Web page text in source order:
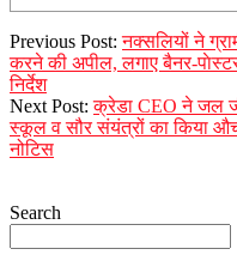
2024-
12-
18
Previous Post:नक्सलियों ने
करने की अपील, लगाए बैनर-
निर्देश
Next Post:क्रेडा CEO ने जल
स्कूल व सौर संयंत्रों का किया
नोटिस
Search